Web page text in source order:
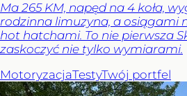
Ma 265 KM, napęd na 4 koła,
rodzinna limuzyna, a osiągami
hot hatchami. To nie pierwsza
zaskoczyć nie tylko wymiarami.
MotoryzacjaTestyTwój portfel